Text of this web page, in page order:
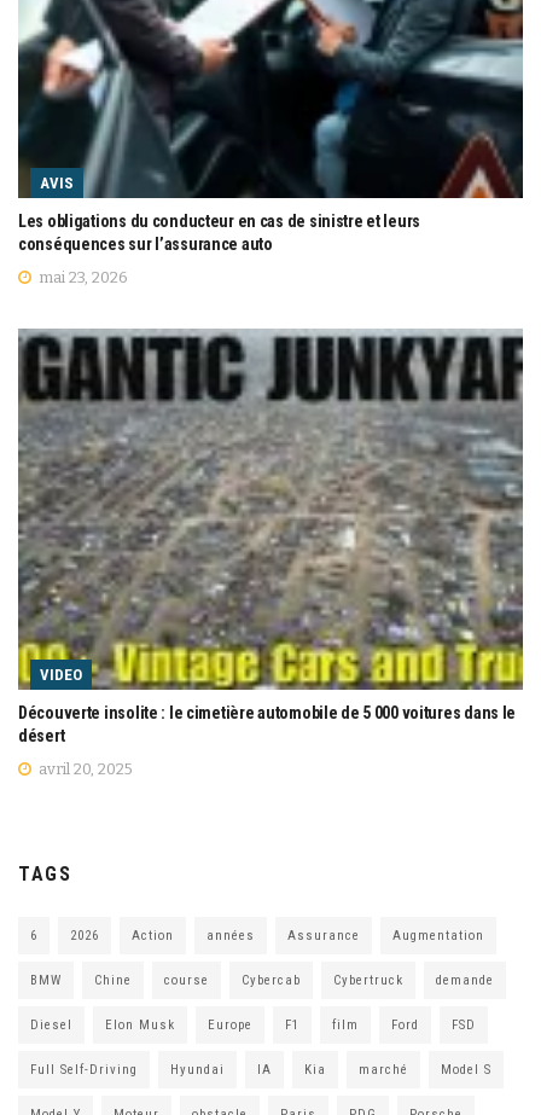
AVIS
Les obligations du conducteur en cas de sinistre et leurs
conséquences sur l’assurance auto
mai 23, 2026
VIDEO
Découverte insolite : le cimetière automobile de 5 000 voitures dans le
désert
avril 20, 2025
TAGS
6 2026 Action années Assurance Augmentation
BMW Chine course Cybercab Cybertruck demande
Diesel Elon Musk Europe F1 film Ford FSD
Full Self-Driving Hyundai IA Kia marché Model S